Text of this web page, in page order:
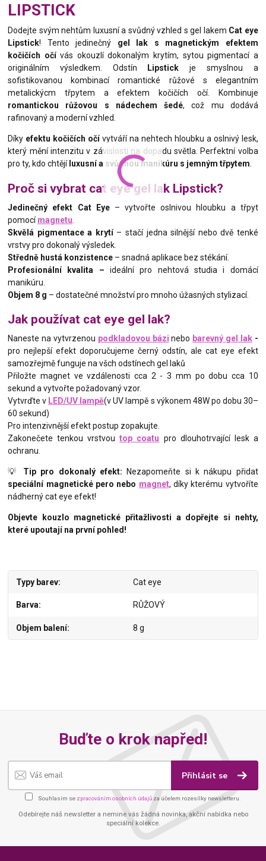
LIPSTICK
Dodejte svým nehtům luxusní a svůdný vzhled s gel lakem Cat eye
Lipstick! Tento jedinečný gel lak s magnetickým efektem
kočičích očívás okouzlí dokonalým krytím, sytou pigmentací a
originálním výsledkem. Odstín
Lipstick je smyslnou a
sofistikovanou kombinací romantické růžové s elegantním
metalickýcm třpytem a efektem kočičích očí. Kombinuje
romantickou růžovou s nádechem šedé, což mu dodává
rafinovaný a moderní vzhled.
Díky efektu kočičích očívytváří na nehtech hloubku a oslnivý lesk,
který mění intenzitu v závislosti na dopadu světla. Perfektní volba
pro ty, kdo chtějí luxusní a svůdnou manikúru s jemným třpytem.
Proč si vybrat cat eye gel lak Lipstick?
Jedinečný efekt Cat Eye– vytvořte oslnivou hloubku a třpyt
pomocímagnetu
Skvělá pigmentace a krytí – stačí jedna silnější nebo dvě tenké
vrstvy pro dokonalý výsledek.
Středně hustá konzistence – snadná aplikace bez stékání.
Profesionální kvalita – ideální pro nehtová studia i domácí
manikúru.
Objem 8 g – dostatečné množství pro mnoho úžasných stylizací.
Jak používat cat eye gel lak?
Naneste na vytvrzenou podkladovou bázi nebo barevný gel lak-
pro nejlepší efekt doporučujeme černý odstín, ale cat eye efekt
samozřejmě funguje na všch odstínech gel laků
Přiložte magnet ve vzdálenosti cca 2 - 3 mm po dobu cca 10
sekund a vytvořte požadovaný vzor.
Vytvrďte v LED/UV lampě(v UV lampě s výkonem 48W po dobu 30–
60 sekund)
Pro intenzivnější efekt postup zopakujte.
Zakonečete tenkou vrstvoutop coatu pro dlouhotrvající lesk a
ochranu.
💡 Tip pro dokonalý efekt: Nezapomeňte si k nákupu přidat
speciální magnetické pero nebo magnet, díky kterému vytvoříte
nádherný cat eye efekt!
Objevte kouzlo magnetické přitažlivosti a dopřejte si nehty,
které upoutají na první pohled!
Typy barev Cat eye
Barva RŮŽOVÝ
Objem balení 8 g
Buďte o krok napřed!
Přihlásit se
Souhlasím se zpracováním osobních údajů za účelem rozesílky newsletteru.
Odebírejte náš newsletter a nemine vás žádná novinka, akční nabídka nebo
speciální kolekce.